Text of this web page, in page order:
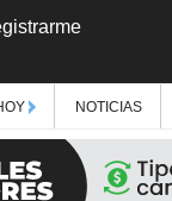
NOTICIAS